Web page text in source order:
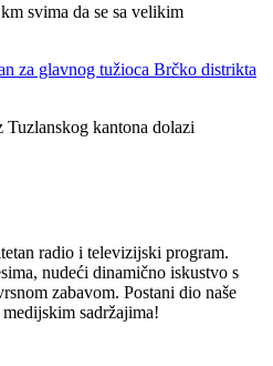
svima da se sa velikim
za glavnog tužioca Brčko distrikta
kantona dolazi
radio i televizijski program.
nudeći dinamično iskustvo s
zabavom. Postani dio naše
sadržajima!